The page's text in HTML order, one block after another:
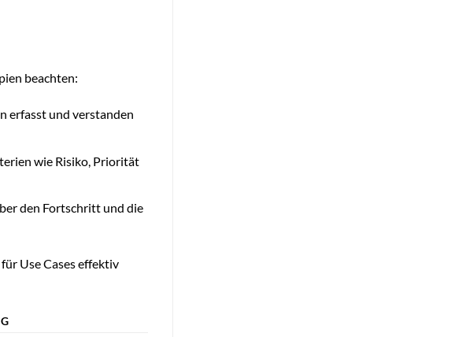
beachten:
erfasst und verstanden
wie Risiko, Priorität
den Fortschritt und die
Use Cases effektiv